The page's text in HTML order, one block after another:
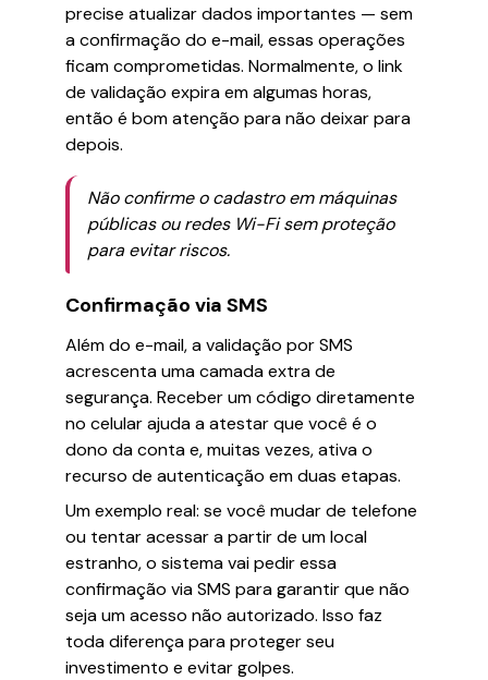
precise atualizar dados importantes — sem
a confirmação do e-mail, essas operações
ficam comprometidas. Normalmente, o link
de validação expira em algumas horas,
então é bom atenção para não deixar para
depois.
Não confirme o cadastro em máquinas
públicas ou redes Wi-Fi sem proteção
para evitar riscos.
Confirmação via SMS
Além do e-mail, a validação por SMS
acrescenta uma camada extra de
segurança. Receber um código diretamente
no celular ajuda a atestar que você é o
dono da conta e, muitas vezes, ativa o
recurso de autenticação em duas etapas.
Um exemplo real: se você mudar de telefone
ou tentar acessar a partir de um local
estranho, o sistema vai pedir essa
confirmação via SMS para garantir que não
seja um acesso não autorizado. Isso faz
toda diferença para proteger seu
investimento e evitar golpes.